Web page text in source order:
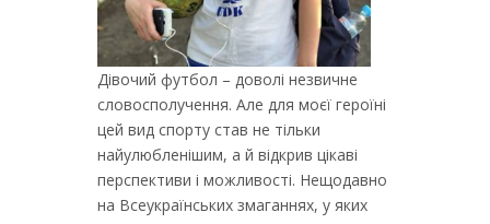
Дівочий футбол – доволі незвичне
словосполучення. Але для моєї героїні
цей вид спорту став не тільки
найулюбленішим, а й відкрив цікаві
перспективи і можливості. Нещодавно
на Всеукраїнських змаганнях, у яких